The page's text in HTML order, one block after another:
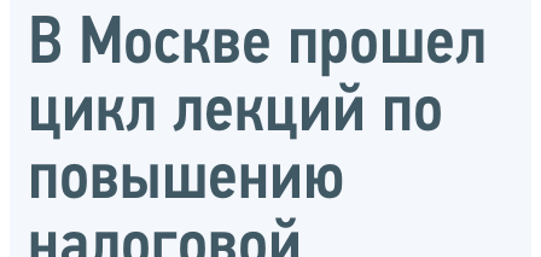
В Москве прошел
цикл лекций по
повышению